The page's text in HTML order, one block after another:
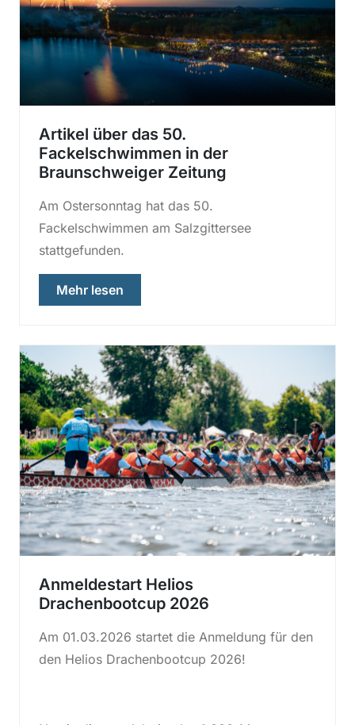
Artikel über das 50.
Fackelschwimmen in der
Braunschweiger Zeitung
Am Ostersonntag hat das 50.
Fackelschwimmen am Salzgittersee
stattgefunden.
Mehr lesen
Anmeldestart Helios
Drachenbootcup 2026
Am 01.03.2026 startet die Anmeldung für den
den Helios Drachenbootcup 2026!